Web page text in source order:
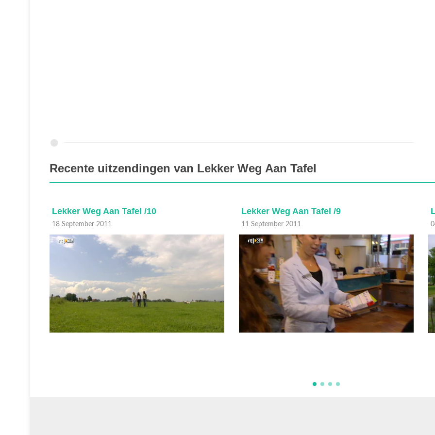
Recente uitzendingen van Lekker Weg Aan Tafel
Lekker Weg Aan Tafel /10
18 September 2011
Lekker Weg Aan Tafel /9
11 September 2011